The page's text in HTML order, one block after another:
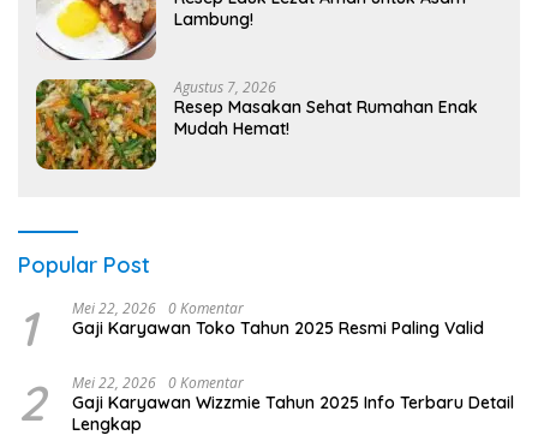
Lambung!
Agustus 7, 2026
Resep Masakan Sehat Rumahan Enak
Mudah Hemat!
Popular Post
1 Mei 22, 2026 0 Komentar
Gaji Karyawan Toko Tahun 2025 Resmi Paling Valid
2 Mei 22, 2026 0 Komentar
Gaji Karyawan Wizzmie Tahun 2025 Info Terbaru Detail
Lengkap